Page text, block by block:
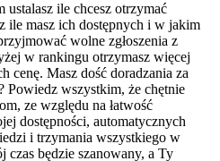
ustalasz ile chcesz otrzymać
ile masz ich dostępnych i w jakim
wolne zgłoszenia z
w rankingu otrzymasz więcej
cenę. Masz dość doradzania za
Powiedz wszystkim, że chętnie
ze względu na łatwość
dostępności, automatycznych
i trzymania wszystkiego w
będzie szanowany, a Ty